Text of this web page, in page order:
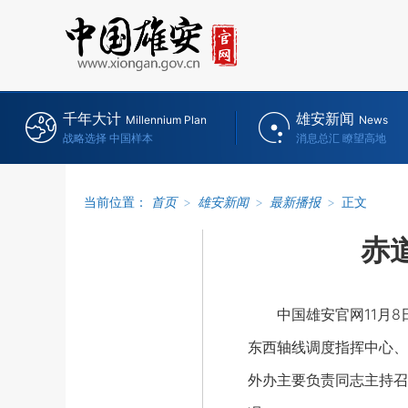
千年大计 Millennium Plan
战略选择 中国样本
雄安新闻 News
消息总汇 瞭望高地
当前位置： 首页 > 雄安新闻 > 最新播报 > 正文
赤
中国雄安官网11月8日
东西轴线调度指挥中心
外办主要负责同志主持